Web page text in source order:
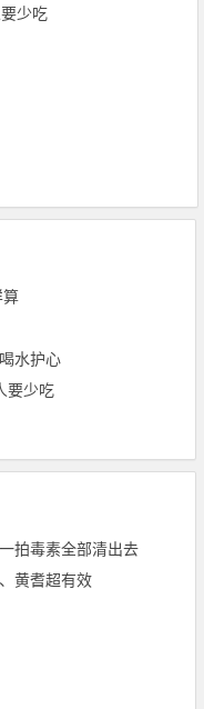
少吃
算
水护心
要少吃
拍毒素全部清出去
黄耆超有效